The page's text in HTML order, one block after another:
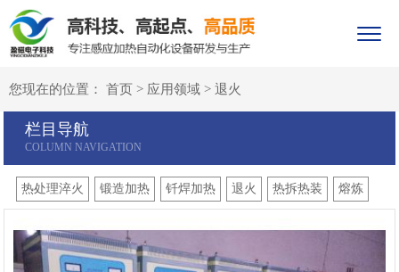
您现在的位置： 首页 > 应用领域 > 退火
栏目导航
热处理淬火 锻造加热 钎焊加热 退火 热拆热装 熔炼